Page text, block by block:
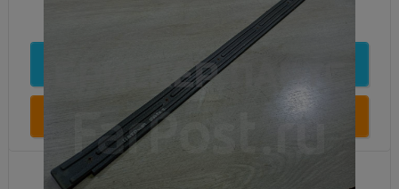
Подробнее
Купить